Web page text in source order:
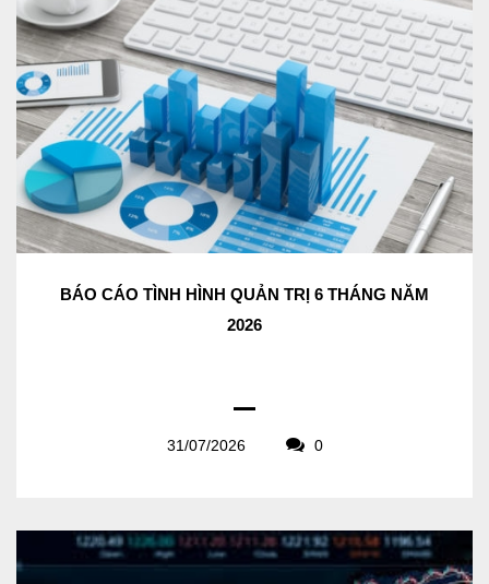
BÁO CÁO TÌNH HÌNH QUẢN TRỊ 6 THÁNG NĂM
2026
31/07/2026 0